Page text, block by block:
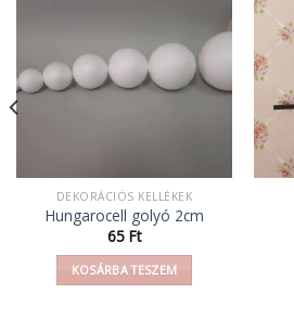
DEKORÁCIÓS KELLÉKEK
Hungarocell golyó 2cm
65 Ft
KOSÁRBA TESZEM